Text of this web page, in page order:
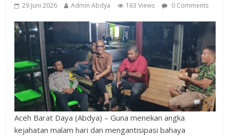
29 Juni 2026 Admin Abdya 163 Views 0 Comments
Aceh Barat Daya (Abdya) – Guna menekan angka
kejahatan malam hari dan mengantisipasi bahaya